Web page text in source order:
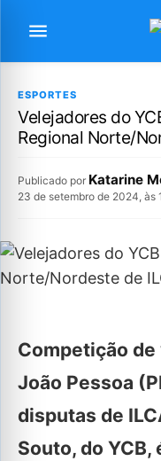
ESPORTES
Velejadores do
Regional Norte/
Publicado por Katarine
23 de setembro de 2024, às
Competição
João Pessoa
disputas de
Souto, do YCB,